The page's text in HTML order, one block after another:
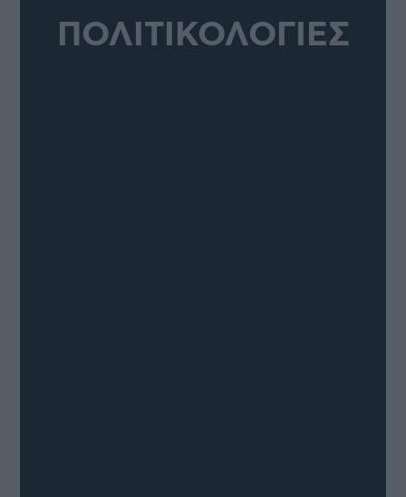
ΠΟΛΙΤΙΚΟΛΟΓΙΕΣ